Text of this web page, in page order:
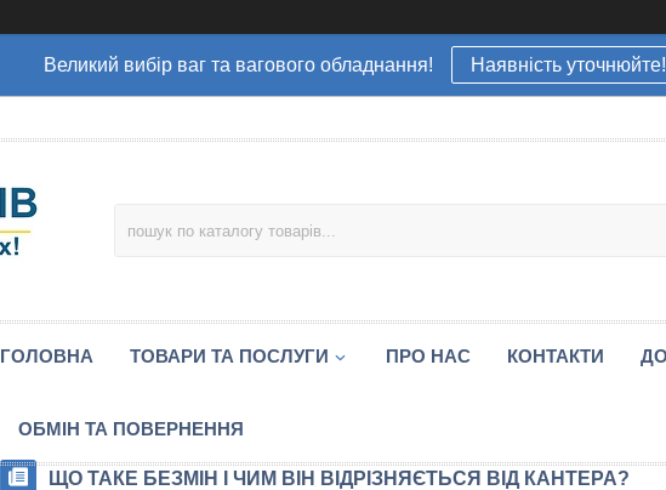
Великий вибір ваг та вагового обладнання! Наявність уточнюйте!
ГОЛОВНА ТОВАРИ ТА ПОСЛУГИ ПРО НАС КОНТАКТИ
ОБМІН ТА ПОВЕРНЕННЯ
ЩО ТАКЕ БЕЗМІН І ЧИМ ВІН ВІДРІЗНЯЄТЬСЯ ВІД КАНТЕРА?